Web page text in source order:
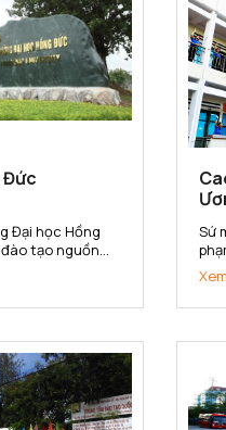
Đức
Đại học Hồng
tạo nguồn
có khả năng
đổi của thị
nghiên cứu khoa
tế - xã...
Sứ
sở
hội